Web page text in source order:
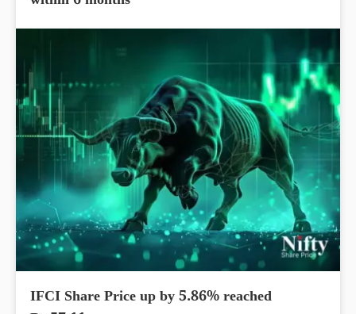
IFCI Share Price up by 5.86% reached